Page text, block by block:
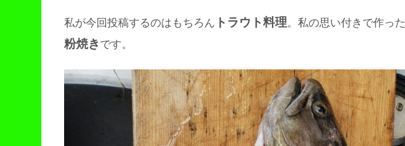
私が今回投稿するのはもちろん トラウト料理。私の思い付きで作った
粉焼き です。